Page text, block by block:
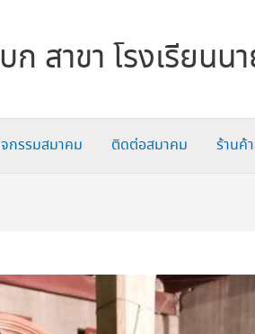
สาขา โรงเรียนน
กรรมสมาคม ติดต่อสมาคม ร้านค้